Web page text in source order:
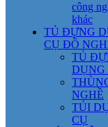
công
khác
TỦ ĐỰNG
CỤ ĐỒ
TỦ
DỤNG
NGHỀ
TÚI
CỤ